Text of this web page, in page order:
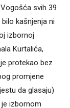
svih 39
kašnjenja ni
izbornoj
Kurtalića,
protekao bez
promjene
da glasaju)
izbornom